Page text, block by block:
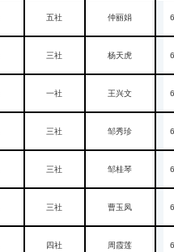
五社 仲丽娟
三社 杨天虎
一社 王兴文
三社 邹秀珍
三社 邹桂琴
三社 曹玉凤
四社 周霞莲